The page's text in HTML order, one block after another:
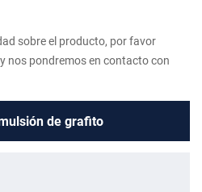
sobre el producto, por favor
nos pondremos en contacto con